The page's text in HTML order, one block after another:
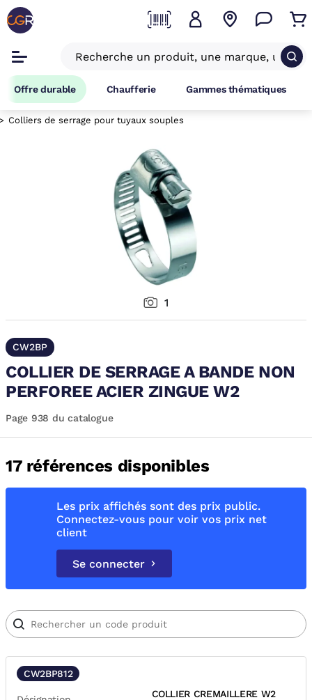
Offre durable Chaufferie Gammes thématiques
Colliers de serrage pour tuyaux souples
1
CW2BP
COLLIER DE SERRAGE A BANDE NON
PERFOREE ACIER ZINGUE W2
Page 938 du catalogue
17 références disponibles
Les prix affichés sont des prix public.
Connectez-vous pour voir vos prix net
client
Se connecter
CW2BP812
COLLIER CREMAILLERE W2